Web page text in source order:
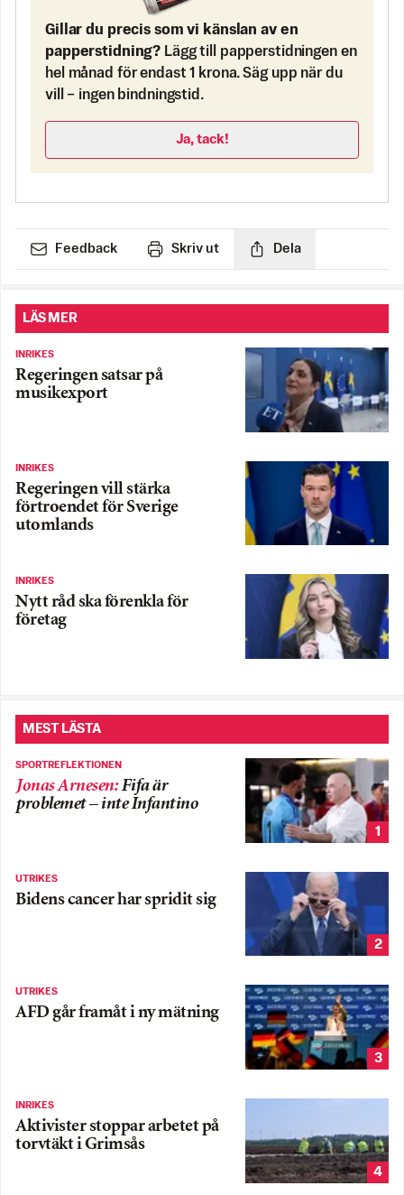
Gillar du precis som vi känslan av en
papperstidning? Lägg till papperstidningen en
hel månad för endast 1 krona. Säg upp när du
vill – ingen bindningstid.
Ja, tack!
Feedback Skriv ut Dela
LÄS MER
INRIKES
Regeringen satsar på
musikexport
INRIKES
Regeringen vill stärka
förtroendet för Sverige
utomlands
INRIKES
Nytt råd ska förenkla för
företag
MEST LÄSTA
SPORTREFLEKTIONEN
Jonas Arnesen:Fifa är
problemet – inte Infantino
1
UTRIKES
Bidens cancer har spridit sig
2
UTRIKES
AFD går framåt i ny mätning
3
INRIKES
Aktivister stoppar arbetet på
torvtäkt i Grimsås
4